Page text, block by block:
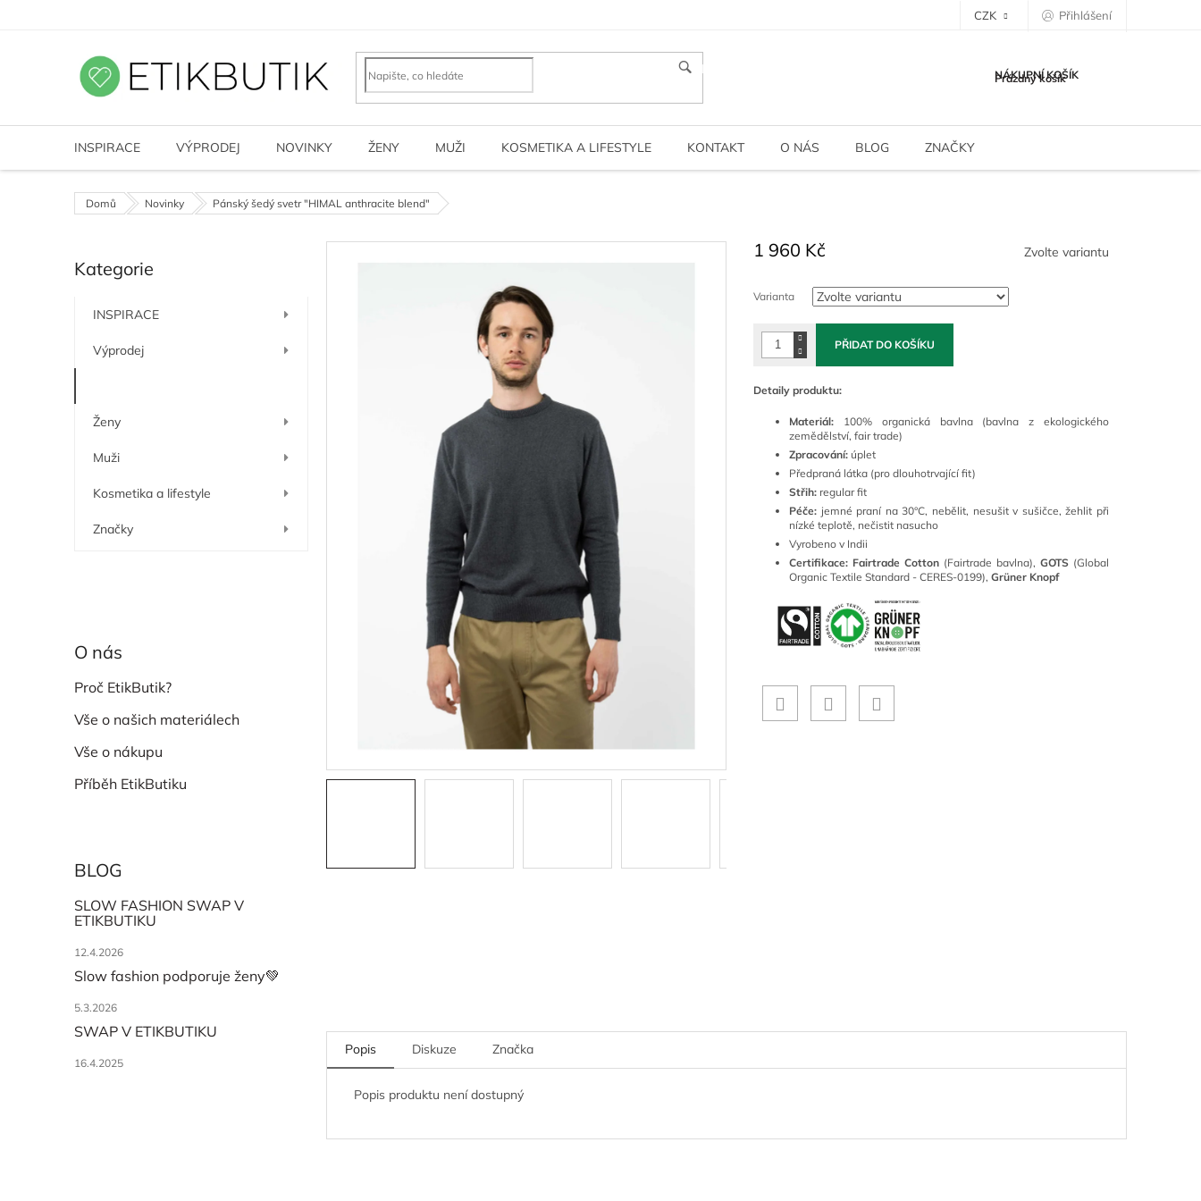
CZK Přihlášení
HLEDAT NÁKUPNÍ KOŠÍK
Prázdný košík
INSPIRACE VÝPRODEJ NOVINKY ŽENY MUŽI KOSMETIKA A LIFESTYLE KONTAKT O NÁS BLOG ZNAČKY
Domů Novinky Pánský šedý svetr "HIMAL anthracite blend"
o
n
í
Přeskočit
kategorie
Kategorie
INSPIRACE
Výprodej
Ženy
Muži
Kosmetika a lifestyle
Značky
O nás
Proč EtikButik?
Vše o našich materiálech
Vše o nákupu
Příběh EtikButiku
BLOG
SLOW FASHION SWAP V
ETIKBUTIKU
12.4.2026
Slow fashion podporuje ženy💚
5.3.2026
SWAP V ETIKBUTIKU
16.4.2025
1 960 Kč
cena:
Zvolte variantu
Varianta
PŘIDAT DO KOŠÍKU
Detaily produktu:
Materiál: 100% organická bavlna (bavlna z ekologického
zemědělství, fair trade)
Zpracování: úplet
Předpraná látka (pro dlouhotrvající fit)
Střih: regular fit
Péče: jemné praní na 30°C, nebělit, nesušit v sušičce, žehlit při
nízké teplotě, nečistit nasucho
Vyrobeno v Indii
Certifikace: Fairtrade Cotton (Fairtrade bavlna), GOTS (Global
Organic Textile Standard - CERES-0199), Grüner Knopf
Popis Diskuze Značka
Popis produktu není dostupný